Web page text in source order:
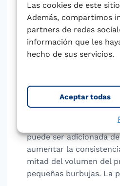
Las cookies de este
Además, compartimos
partners de redes
información que les
hecho de sus servicios.
Aceptar todas
fabricación.
Tipos de
la
Hay varios tipos:
solución estable.
puede ser adicionada
aumentar la
mitad del volumen del
pequeñas burbujas. La